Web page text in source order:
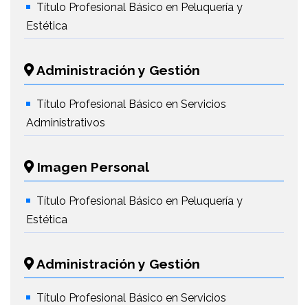
Título Profesional Básico en Peluquería y
Estética
Administración y Gestión
Título Profesional Básico en Servicios
Administrativos
Imagen Personal
Título Profesional Básico en Peluquería y
Estética
Administración y Gestión
Título Profesional Básico en Servicios